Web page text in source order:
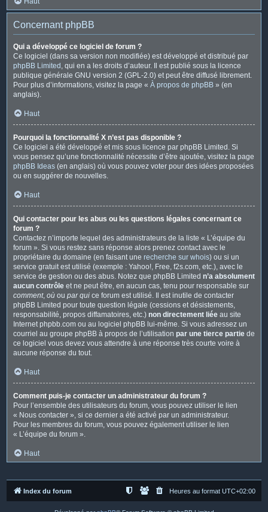
Concernant phpBB
Qui a développé ce logiciel de forum ?
Ce logiciel (dans sa version non modifiée) est développé et distribué par
phpBB Limited , qui en a les droits d’auteur. Il est publié sous la licence
publique générale GNU version 2 (GPL-2.0) et peut être diffusé librement.
Pour plus d’informations, visitez la page « À propos de phpBB » (en
anglais).
Haut
Pourquoi la fonctionnalité X n’est pas disponible ?
Ce logiciel a été développé et mis sous licence par phpBB Limited. Si
vous pensez qu’une fonctionnalité nécessite d’être ajoutée, visitez la page
phpBB Ideas (en anglais) où vous pouvez voter pour des idées proposées
ou en suggérer de nouvelles.
Haut
Qui contacter pour les abus ou les questions légales concernant ce
forum ?
Contactez n’importe lequel des administrateurs de la liste « L’équipe du
forum ». Si vous restez sans réponse alors prenez contact avec le
propriétaire du domaine (en faisant une recherche sur whois) ou si un
service gratuit est utilisé (exemple : Yahoo!, Free, f2s.com, etc.), avec le
service de gestion ou des abus. Notez que phpBB Limited n’a absolument
aucun contrôle et ne peut être, en aucun cas, tenu pour responsable sur
comment, où ou par qui ce forum est utilisé. Il est inutile de contacter
phpBB Limited pour toute question légale (cessions et désistements,
responsabilité, propos diffamatoires, etc.) non directement liée au site
Internet phpbb.com ou au logiciel phpBB lui-même. Si vous adressez un
courriel au groupe phpBB à propos de l’utilisation par une tierce partie de
ce logiciel vous devez vous attendre à une réponse très courte voire à
aucune réponse du tout.
Haut
Comment puis-je contacter un administrateur du forum ?
Pour l’ensemble des utilisateurs du forum, vous pouvez utiliser le lien
« Nous contacter », si ce dernier a été activé par un administrateur.
Pour les membres du forum, vous pouvez également utiliser le lien
« L’équipe du forum ».
Haut
Index du forum Heures au format UTC+02:00